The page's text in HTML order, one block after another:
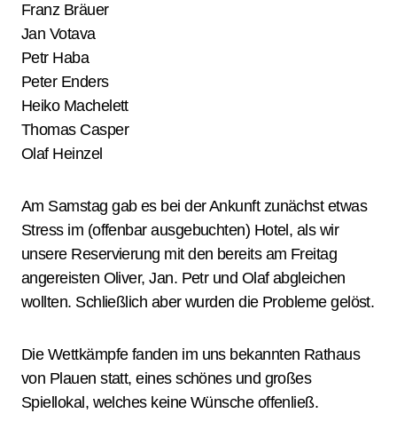
Franz Bräuer
Jan Votava
Petr Haba
Peter Enders
Heiko Machelett
Thomas Casper
Olaf Heinzel
Am Samstag gab es bei der Ankunft zunächst etwas
Stress im (offenbar ausgebuchten) Hotel, als wir
unsere Reservierung mit den bereits am Freitag
angereisten Oliver, Jan. Petr und Olaf abgleichen
wollten. Schließlich aber wurden die Probleme gelöst.
Die Wettkämpfe fanden im uns bekannten Rathaus
von Plauen statt, eines schönes und großes
Spiellokal, welches keine Wünsche offenließ.